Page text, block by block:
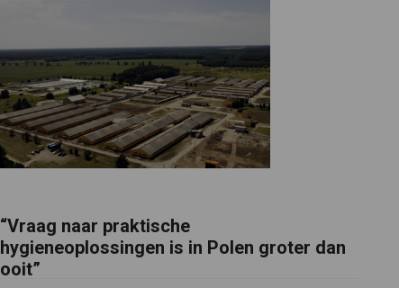
“Vraag naar praktische
hygieneoplossingen is in Polen groter dan
ooit”